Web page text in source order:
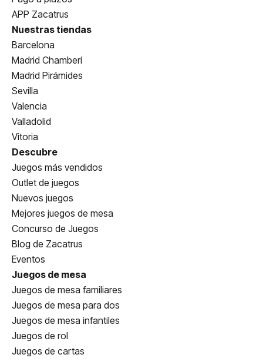
APP Zacatrus
Nuestras tiendas
Barcelona
Madrid Chamberí
Madrid Pirámides
Sevilla
Valencia
Valladolid
Vitoria
Descubre
Juegos más vendidos
Outlet de juegos
Nuevos juegos
Mejores juegos de mesa
Concurso de Juegos
Blog de Zacatrus
Eventos
Juegos de mesa
Juegos de mesa familiares
Juegos de mesa para dos
Juegos de mesa infantiles
Juegos de rol
Juegos de cartas